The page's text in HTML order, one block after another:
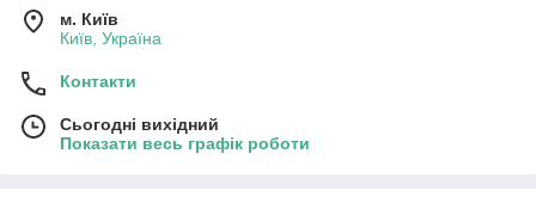
м. Київ
Київ, Україна
Контакти
Сьогодні вихідний
Показати весь графік роботи